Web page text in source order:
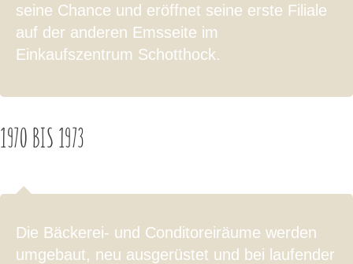
seine Chance und eröffnet seine erste Filiale
auf der anderen Emsseite im
Einkaufszentrum Schotthock.
1970 BIS 1973
Die Bäckerei- und Conditoreiräume werden
umgebaut, neu ausgerüstet und bei laufender